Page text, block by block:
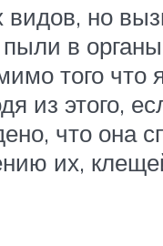
но
в
того что
из этого,
что она
их,